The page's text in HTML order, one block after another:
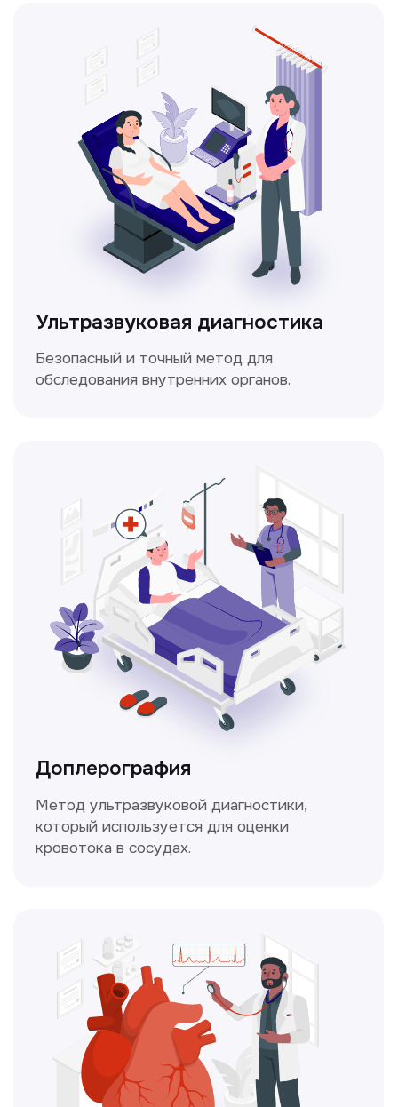
который используется для оценки
кровотока в сосудах.
Консультация врачей
Это диагностика, рекомендации
и индивидуальный план лечения
от наших опытных специалистов для
Простой и безболезненный метод
для оценки работы сердца.
Чекапы
это комплексное обследование,
которое помогает оценить общее
состояние здоровья.